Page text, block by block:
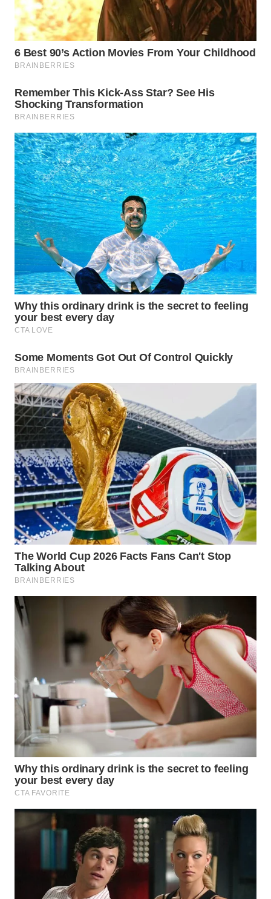
WN
KARAWANG
WN
WN
BOGOR
WN
DEPOK
WN
TAPANULI
UTARA
WN
SAMOSIR
PADANG
LAWAS
WN
SUMEDANG
WN
CIANJUR
WN
KEPULAUAN
SERIBU
WN
TANGERANG
WN
BINJAI
CIREBON
WN
KUNINGAN
WN
MAJALENGKA
WN
SUBANG
SUKABUMI
PURWAKARTA